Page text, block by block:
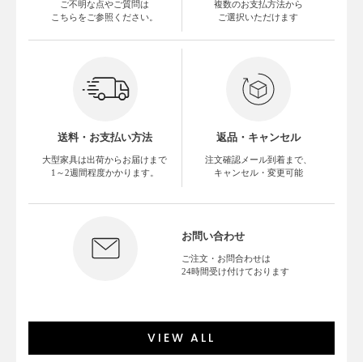
ご不明な点やご質問は
こちらをご参照ください。
複数のお支払方法から
ご選択いただけます
送料・お支払い方法
大型家具は出荷からお届けまで
1～2週間程度かかります。
返品・キャンセル
注文確認メール到着まで、
キャンセル・変更可能
お問い合わせ
ご注文・お問合わせは
24時間受け付けております
VIEW ALL